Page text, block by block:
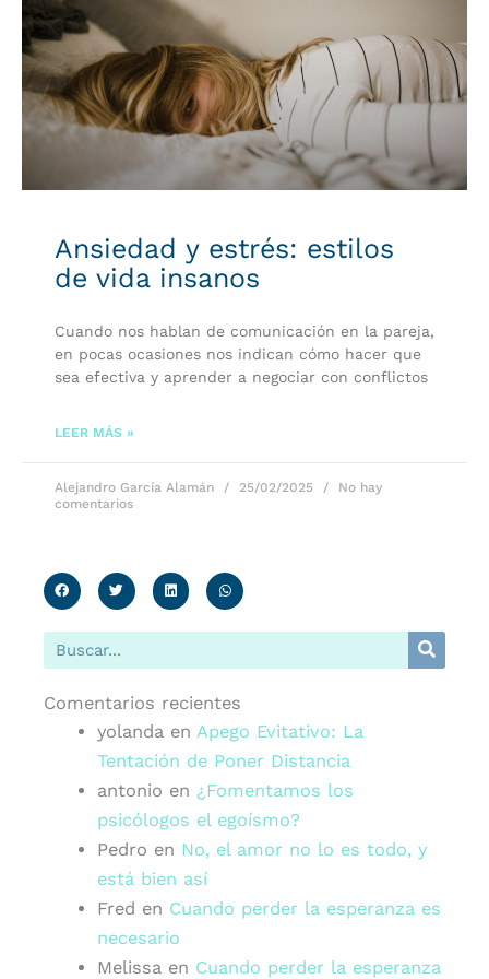
Ansiedad y estrés: estilos
de vida insanos
Cuando nos hablan de comunicación en la pareja,
en pocas ocasiones nos indican cómo hacer que
sea efectiva y aprender a negociar con conflictos
LEER MÁS »
Alejandro García Alamán 25/02/2025
No hay
comentarios
Buscar
Comentarios recientes
yolanda en Apego Evitativo: La
Tentación de Poner Distancia
antonio en ¿Fomentamos los
psicólogos el egoísmo?
Pedro en No, el amor no lo es todo, y
está bien así
Fred en Cuando perder la esperanza es
necesario
Melissa en Cuando perder la esperanza